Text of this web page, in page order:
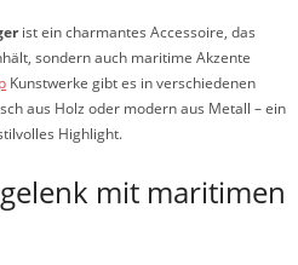
ist ein charmantes Accessoire, das
sondern auch maritime Akzente
Kunstwerke gibt es in verschiedenen
aus Holz oder modern aus Metall – ein
Highlight.
mit maritimen